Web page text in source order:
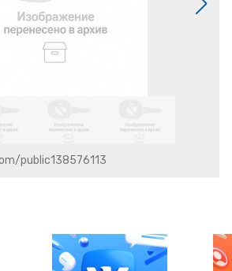
public138576113